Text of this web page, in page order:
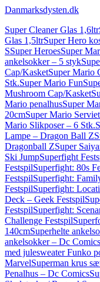
Danmarksdysten.dk
Super Cleaner Glas 1,6ltr
Glas 1,5ltrSuper Hero
SSuper HeroesSuper
ankelsokker – 5 styk
Cap/KasketSuper Mario
Stk.Super Mario Fun
Mushroom Cap/Kasket
Mario penalhusSuper
20cmSuper Mario
Mario Slikposer – 6 Stk.
Lampe – Dragon Ball Z
Dragonball ZSuper
Ski JumpSuperfight
FestspilSuperfight: 80s
FestspilSuperfight:
FestspilSuperfight:
Deck – Geek Festspil
FestspilSuperfight:
Challenge Festspil
140cmSuperhelte
ankelsokker – Dc Comics
med julesweater Funko
MarvelSuperman krus
Penalhus – Dc Comics